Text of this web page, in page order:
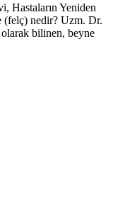
Hastaların Yeniden
(felç) nedir? Uzm. Dr.
bilinen, beyne